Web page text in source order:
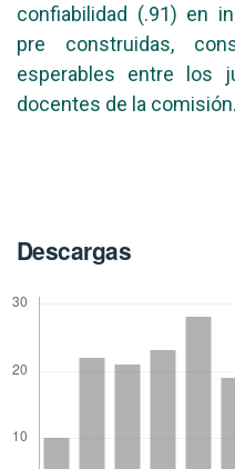
confiabilidad (.91) en
pre construidas,
esperables entre los
docentes de la comisión.
Descargas